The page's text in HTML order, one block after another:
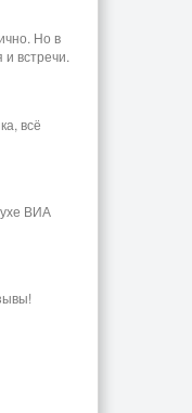
Но в
встречи.
всё
ВИА